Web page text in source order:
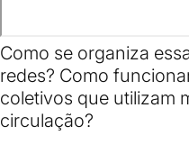
Como se organiza
redes? Como
coletivos que utilizam
circulação?